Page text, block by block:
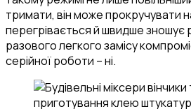
тримати, він може прокручувати
перегрівається й швидше зношує
разового легкого замісу
серійної роботи – ні.